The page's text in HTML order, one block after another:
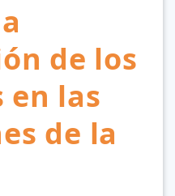
de los
en las
de la